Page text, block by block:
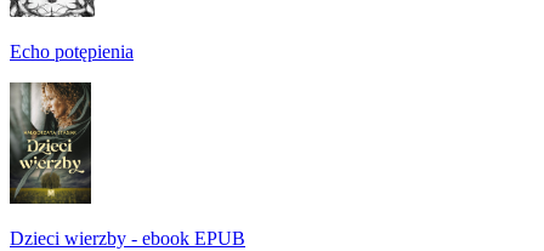
Echo potępienia
Dzieci wierzby - ebook EPUB